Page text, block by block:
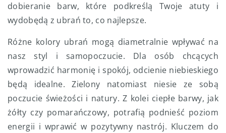
dobieranie barw, które podkreślą Twoje atuty i
wydobędą z ubrań to, co najlepsze.
Różne kolory ubrań mogą diametralnie wpływać na
nasz styl i samopoczucie. Dla osób chcących
wprowadzić harmonię i spokój, odcienie niebieskiego
będą idealne. Zielony natomiast niesie ze sobą
poczucie świeżości i natury. Z kolei ciepłe barwy, jak
żółty czy pomarańczowy, potrafią podnieść poziom
energii i wprawić w pozytywny nastrój. Kluczem do